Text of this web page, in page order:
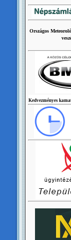
Országos
Kedvezményes